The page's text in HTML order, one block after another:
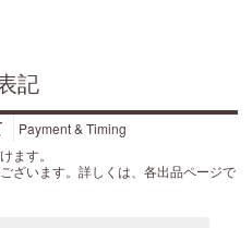
記
Payment & Timing
ます。
ざいます。詳しくは、各出品ページで